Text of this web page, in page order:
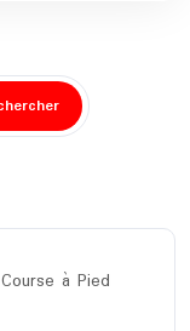
à Pied